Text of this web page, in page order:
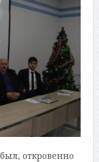
откровенно